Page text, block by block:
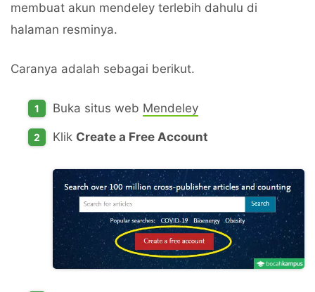
membuat akun mendeley terlebih dahulu di
halaman resminya.
Caranya adalah sebagai berikut.
Buka situs web Mendeley
Klik Create a Free Account